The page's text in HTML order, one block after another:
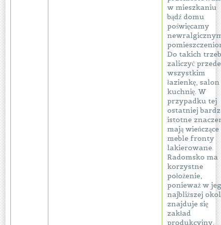
w mieszkaniu
bądź domu
poświęcamy
Do takich
zaliczyć przede
wszystkim
łazienkę,
kuchnię. W
przypadku tej
ostatniej
istotne
mają wieńczące
meble fronty
lakierowane.
Radomsko ma
korzystne
położenie,
ponieważ w
najbliższej
znajduje się
zakład
produkcyjny,